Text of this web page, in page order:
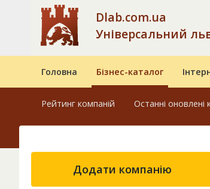
Dlab.com.ua
Універсальний
Головна Бізнес-каталог
Рейтинг компаній Останні оновлені
Додати компанію